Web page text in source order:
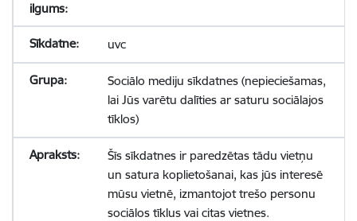
uvc
Sociālo mediju sīkdatnes (nepieciešamas,
lai Jūs varētu dalīties ar saturu sociālajos
tīklos)
Šīs sīkdatnes ir paredzētas tādu vietņu
un satura koplietošanai, kas jūs interesē
mūsu vietnē, izmantojot trešo personu
sociālos tīklus vai citas vietnes.